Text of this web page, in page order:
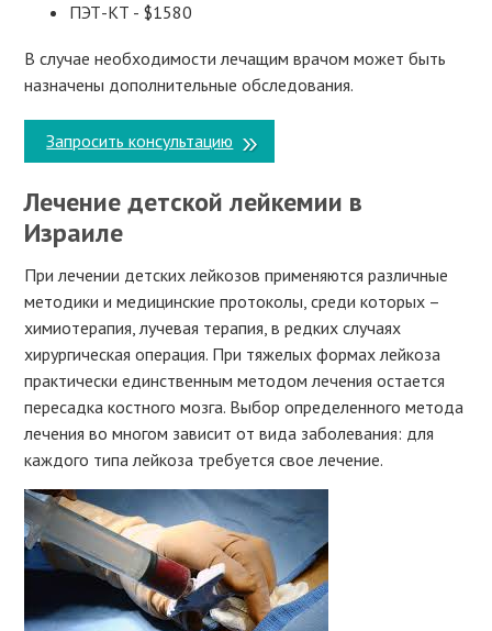
ПЭТ-КТ - $1580
В случае необходимости лечащим врачом может быть
назначены дополнительные обследования.
Запросить консультацию
Лечение детской лейкемии в
Израиле
При лечении детских лейкозов применяются различные
методики и медицинские протоколы, среди которых –
химиотерапия, лучевая терапия, в редких случаях
хирургическая операция. При тяжелых формах лейкоза
практически единственным методом лечения остается
пересадка костного мозга. Выбор определенного метода
лечения во многом зависит от вида заболевания: для
каждого типа лейкоза требуется свое лечение.